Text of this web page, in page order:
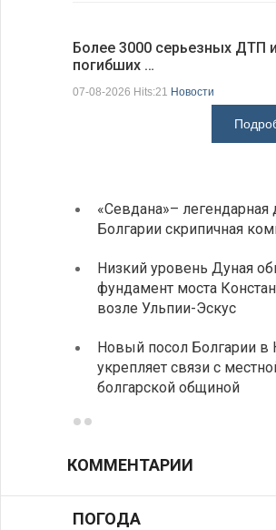
Более 3000 серьезных ДТП
погибших …
07-08-2026 Hits:21 Новости
«Севдана»– легендарная
Болгарии скрипичная
Низкий уровень Дуная
фундамент моста
возле Ульпии-Эскус
Новый посол Болгарии в
укрепляет связи с
болгарской общиной
КОММЕНТАРИИ
ПОГОДА